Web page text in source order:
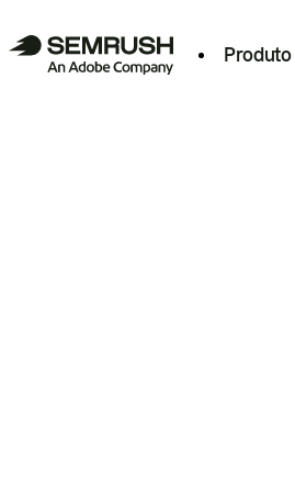
Produto